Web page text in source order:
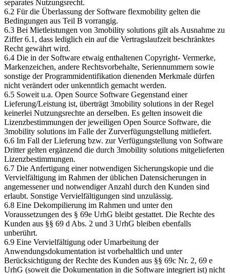
separates Nutzungsrecht.
6.2 Für die Überlassung der Software flexmobility gelten die
Bedingungen aus Teil B vorrangig.
6.3 Bei Mietleistungen von 3mobility solutions gilt als Ausnahme zu
Ziffer 6.1, dass lediglich ein auf die Vertragslaufzeit beschränktes
Recht gewährt wird.
6.4 Die in der Software etwaig enthaltenen Copyright- Vermerke,
Markenzeichen, andere Rechtsvorbehalte, Seriennummern sowie
sonstige der Programmidentifikation dienenden Merkmale dürfen
nicht verändert oder unkenntlich gemacht werden.
6.5 Soweit u.a. Open Source Software Gegenstand einer
Lieferung/Leistung ist, überträgt 3mobility solutions in der Regel
keinerlei Nutzungsrechte an derselben. Es gelten insoweit die
Lizenzbestimmungen der jeweiligen Open Source Software, die
3mobility solutions im Falle der Zurverfügungstellung mitliefert.
6.6 Im Fall der Lieferung bzw. zur Verfügungstellung von Software
Dritter gelten ergänzend die durch 3mobility solutions mitgelieferten
Lizenzbestimmungen.
6.7 Die Anfertigung einer notwendigen Sicherungskopie und die
Vervielfältigung im Rahmen der üblichen Datensicherungen in
angemessener und notwendiger Anzahl durch den Kunden sind
erlaubt. Sonstige Vervielfältigungen sind unzulässig.
6.8 Eine Dekompilierung im Rahmen und unter den
Voraussetzungen des § 69e UrhG bleibt gestattet. Die Rechte des
Kunden aus §§ 69 d Abs. 2 und 3 UrhG bleiben ebenfalls
unberührt.
6.9 Eine Vervielfältigung oder Umarbeitung der
Anwendungsdokumentation ist vorbehaltlich und unter
Berücksichtigung der Rechte des Kunden aus §§ 69c Nr. 2, 69 e
UrhG (soweit die Dokumentation in die Software integriert ist) nicht